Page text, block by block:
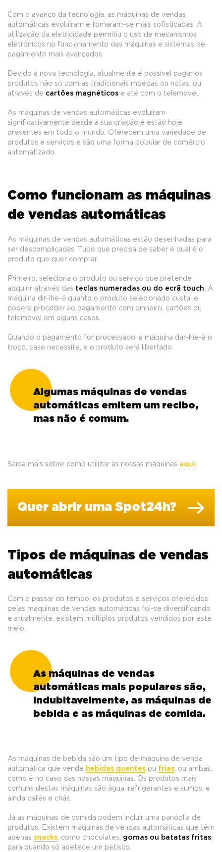
Com o avanço da tecnologia, as máquinas de vendas
automáticas evoluíram e tornaram-se mais sofisticadas. A
utilização da eletricidade permitiu o uso de mecanismos
eletrónicos no funcionamento das máquinas e sistemas de
pagamento mais avançados.
Devido à nova tecnologia, atualmente é possível pagar os
produtos não só com as tradicionais moedas ou notas, ou
através de cartões magnéticos e até com o telemóvel.
As máquinas de vendas automáticas evoluíram
significativamente desde a sua criação e estão hoje
presentes em todo o mundo. Oferecem uma variedade de
produtos e serviços e são uma forma popular de comércio
automatizado.
Como funcionam as máquinas
de vendas automáticas
As máquinas de vendas automáticas estão desenhadas para
ser descomplicadas. Tudo que precisa de saber é qual é o
produto que quer comprar.
Primeiro, seleciona o produto ou serviço que pretende
adquirir através das teclas numeradas ou do ecrã touch . A
máquina dir-lhe-á quanto o produto selecionado custa, e
poderá proceder ao pagamento com dinheiro, cartões ou
telemóvel em alguns casos.
Quando o pagamento for processado, a máquina dar-lhe-á o
troco, caso necessite, e o produto será libertado.
Algumas máquinas de vendas
automáticas emitem um recibo,
mas não é comum.
Saiba mais sobre como utilizar as nossas máquinas aqui
Quer abrir uma Spot24h?
Tipos de máquinas de vendas
automáticas
Com o passar do tempo, os produtos e serviços oferecidos
pelas máquinas de vendas automáticas foi-se diversificando
e atualmente, existem múltiplos produtos vendidos por este
meio.
As máquinas de vendas
automáticas mais populares são,
indubitavelmente, as máquinas de
bebida e as máquinas de comida.
As máquinas de bebida são um tipo de máquina de venda
automática que vende bebidas quentes ou frias, ou ambas,
como é no caso das nossas máquinas. Os produtos mais
comuns destas máquinas são água, refrigerantes e sumos, e
ainda cafés e chás.
Já as máquinas de comida podem incluir uma panóplia de
produtos. Existem máquinas de vendas automáticas que têm
apenas snacks, como chocolates, gomas ou batatas fritas,
para quando só apetece um petisco.